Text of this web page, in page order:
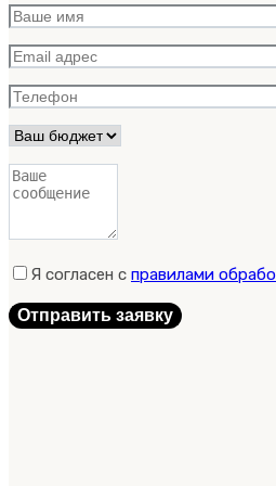
Я согласен с правилами